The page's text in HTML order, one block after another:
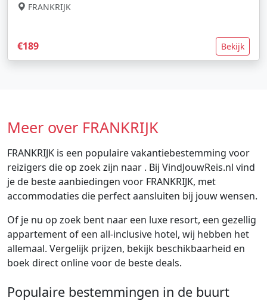
FRANKRIJK
€189 Bekijk
Meer over FRANKRIJK
FRANKRIJK is een populaire vakantiebestemming voor
reizigers die op zoek zijn naar . Bij VindJouwReis.nl vind
je de beste aanbiedingen voor FRANKRIJK, met
accommodaties die perfect aansluiten bij jouw wensen.
Of je nu op zoek bent naar een luxe resort, een gezellig
appartement of een all-inclusive hotel, wij hebben het
allemaal. Vergelijk prijzen, bekijk beschikbaarheid en
boek direct online voor de beste deals.
Populaire bestemmingen in de buurt